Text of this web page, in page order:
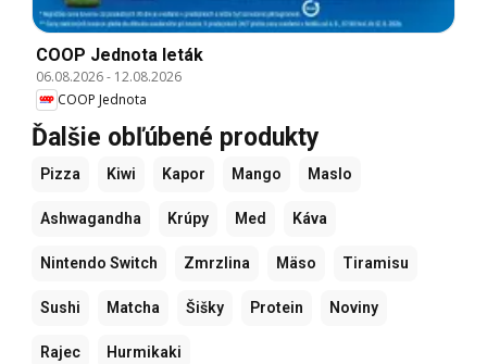
COOP Jednota leták
06.08.2026- 12.08.2026
COOP Jednota
Ďalšie obľúbené produkty
Pizza Kiwi Kapor Mango Maslo
Ashwagandha Krúpy Med Káva
Nintendo Switch Zmrzlina Mäso Tiramisu
Sushi Matcha Šišky Protein Noviny
Rajec Hurmikaki